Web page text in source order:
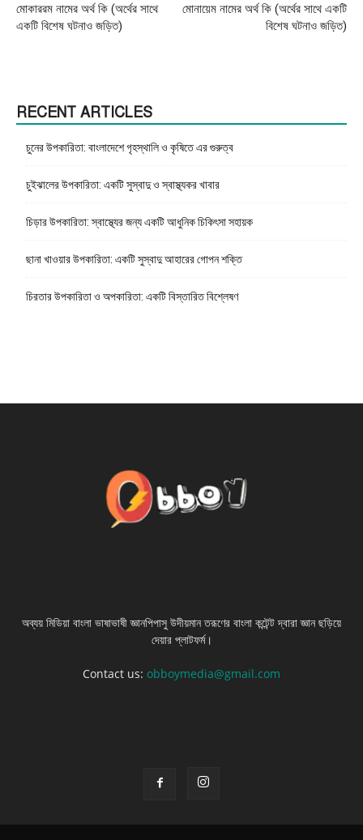
মোকাররম নামের অর্থ কি (অর্থের সাথে
একটি বিশেষ ঘটনাও জড়িত)
মোনায়েম নামের অর্থ কি (অর্থের সাথে একটি
বিশেষ ঘটনাও জড়িত)
RECENT ARTICLES
চুনের উপকারিতা: বাংলাদেশে গৃহস্থালি ও কৃষিতে এর গুরুত্ব
চুইঝালের উপকারিতা: একটি সুস্বাদু ও স্বাস্থ্যকর খাবার
চিড়ার উপকারিতা: স্বাস্থ্যের জন্য একটি আধুনিক চিকিৎসা সহায়ক
ছানা খাওয়ার উপকারিতা: একটি সুস্বাদু আহারের গোপন শক্তি
চিরতার উপকারিতা ও অপকারিতা: একটি বিস্তারিত বিশ্লেষণ
অব্যয় মিডিয়া বাংলা ভাষাভাষী জ্ঞানপিপাসু উদীয়মান তরূণের বাংলা কন্টেন্ট দ্বারা জ্ঞান ছড়িয়ে
দেয়ার প্লাটফর্ম।
Contact us: obboymedia@gmail.com